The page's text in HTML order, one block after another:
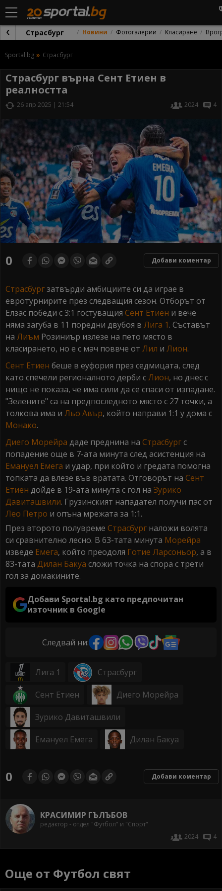
Страсбург Новини Фотогалерии Класиране
Sportal.bg Страсбург
Страсбург върна Сент Етиен в
реалността
26 апр 2025 | 21:54 2024 4
0 Добави коментар
Страсбург затвърди амбициите си да играе в
евротурнирите през следващия сезон. Отборът от
Елзас победи с 3:1 гостуващия Сент Етиен и вече
няма загуба в 11 поредни двубоя в Лига 1. Съставът
на Лиъм Розиниър излезе на пето място в
класирането, но е с мач поввче от Лил и Лион.
Сент Етиен беше в еуфория през седмицата, след
като спечели регионалното дерби сЛион, но днес с
нищо не показа, че има сили да се спаси от изпадане.
"Зелените" са на предпоследното място с 27 точки, а
толкова има и Льо Авър, който направи 1:1 у дома с
Монако.
Диего Морейра даде преднина на Страсбургс
попадение още в 7-ата минута след асистенция на
Емануел Емега и удар, при който и гредата помогна
топката да влезе във вратата. Отговорът на Сент
Етиен дойде в 19-ата минута с гол на Зурико
Давиташвили. Грузинският нападател получи пас от
Лео Петро и опъна мрежата за 1:1.
През второто полувреме Страсбург наложи волята
си сравнително лесно. В 63-тата минута Морейра
изведе Емега, който преодоля Готие Ларсоньор, а в
83-тата Дилан Бакуа сложи точка на спора с трети
гол за домакините.
Добави Sportal.bg като предпочитан
източник в Google
Следвай ни:
Лига 1 Страсбург
Сент Етиен Диего Морейра
Зурико Давиташвили
Емануел Емега Дилан Бакуа
0 Добави коментар
КРАСИМИР ГЪЛЪБОВ
редактор - отдел "Футбол" и "Спорт"
2024
4
Още от Футбол свят